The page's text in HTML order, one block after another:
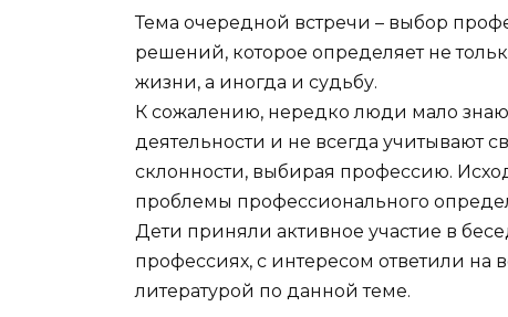
Тема очередной встречи – выбор
решений, которое определяет не
жизни, а иногда и судьбу.
К сожалению, нередко люди мало
деятельности и не всегда учитывают
склонности, выбирая профессию.
проблемы профессионального
Дети приняли активное участие в
профессиях, с интересом ответили
литературой по данной теме.